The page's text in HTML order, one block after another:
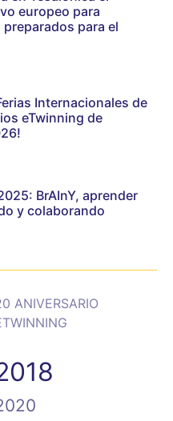
europeo para
para el
Internacionales de
eTwinning de
BrAInY, aprender
y colaborando
ANIVERSARIO